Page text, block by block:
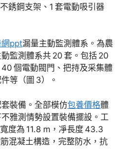
銹鋼支架、1 套電動吸引器
網ppt漏量主動監測體系。為農
監測體系共 20 套。包括 20
個電動閥門、把持及采集體
等（圖 3）。
裝備。全部模仿包養價格體
雅測情勢設置裝備擺設。工
度為 11.8 m，凈長度 43.3
混凝土構造，完整防水，抗